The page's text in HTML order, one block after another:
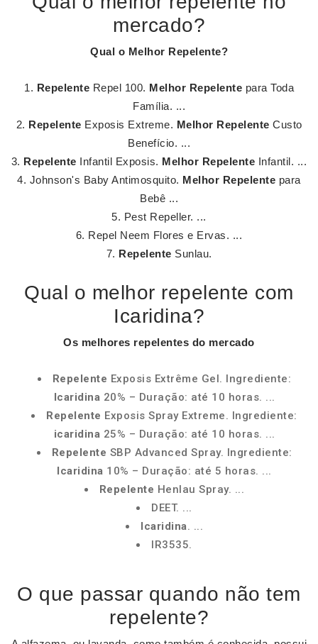
mercado?
Qual o Melhor Repelente?
Repelente Repel 100. Melhor Repelente para Toda
Família. ...
Repelente Exposis Extreme. Melhor Repelente Custo
Benefício. ...
Repelente Infantil Exposis. Melhor Repelente Infantil. ...
Johnson's Baby Antimosquito. Melhor Repelente para
Bebê ...
Pest Repeller. ...
Repel Neem Flores e Ervas. ...
Repelente Sunlau.
Qual o melhor repelente com
Icaridina?
Os melhores repelentes do mercado
Repelente Exposis Extrême Gel. Ingrediente:
Icaridina 20% – Duração: até 10 horas. ...
Repelente Exposis Spray Extreme. Ingrediente:
icaridina 25% – Duração: até 10 horas. ...
Repelente SBP Advanced Spray. Ingrediente:
Icaridina 10% – Duração: até 5 horas. ...
Repelente Henlau Spray. ...
DEET. ...
Icaridina. ...
IR3535.
O que passar quando não tem
repelente?